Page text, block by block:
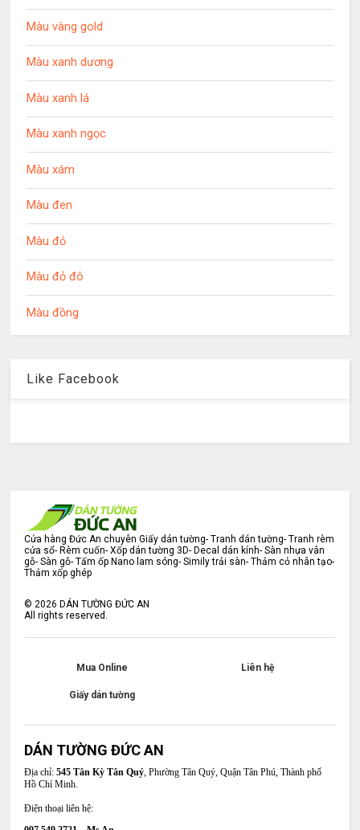
Màu vàng gold
Màu xanh dương
Màu xanh lá
Màu xanh ngọc
Màu xám
Màu đen
Màu đỏ
Màu đỏ đô
Màu đồng
Like Facebook
Cửa hàng Đức An chuyên Giấy dán tường- Tranh dán tường- Tranh rèm
cửa sổ- Rèm cuốn- Xốp dán tường 3D- Decal dán kính- Sàn nhựa vân
gỗ- Sàn gỗ- Tấm ốp Nano lam sóng- Simily trải sàn- Thảm cỏ nhân tạo-
Thảm xốp ghép
©2026 DÁN TƯỜNG ĐỨC AN
All rights reserved.
Mua Online Liên hệ
Giấy dán tường
DÁN TƯỜNG ĐỨC AN
Địa chỉ: 545 Tân Kỳ Tân Quý, Phường Tân Quý, Quận Tân Phú, Thành phố
Hồ Chí Minh.
Điện thoại liên hệ: